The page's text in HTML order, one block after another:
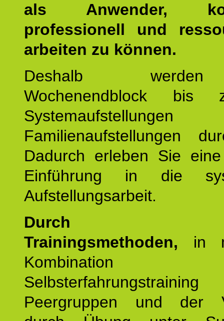
als Anwender,
professionell und
arbeiten zu können.
Deshalb
Wochenendblock bis
Familienaufstellungen
Dadurch erleben Sie
Einführung in die
Aufstellungsarbeit.
Durch
Trainingsmethoden, in
Peergruppen und der